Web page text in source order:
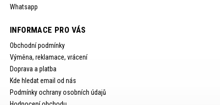
Whatsapp
INFORMACE PRO VÁS
Obchodní podmínky
Výměna, reklamace, vrácení
Doprava a platba
Kde hledat email od nás
Podmínky ochrany osobních údajů